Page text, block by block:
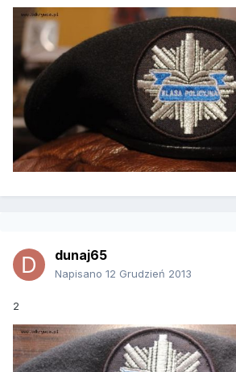
dunaj65
Napisano 12 Grudzień 2013
2